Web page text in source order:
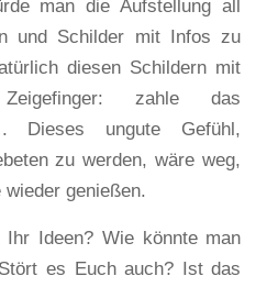
man die Aufstellung all
und Schilder mit Infos zu
diesen Schildern mit
zahle das
Dieses ungute Gefühl,
zu werden, wäre weg,
genießen.
Ideen? Wie könnte man
es Euch auch? Ist das